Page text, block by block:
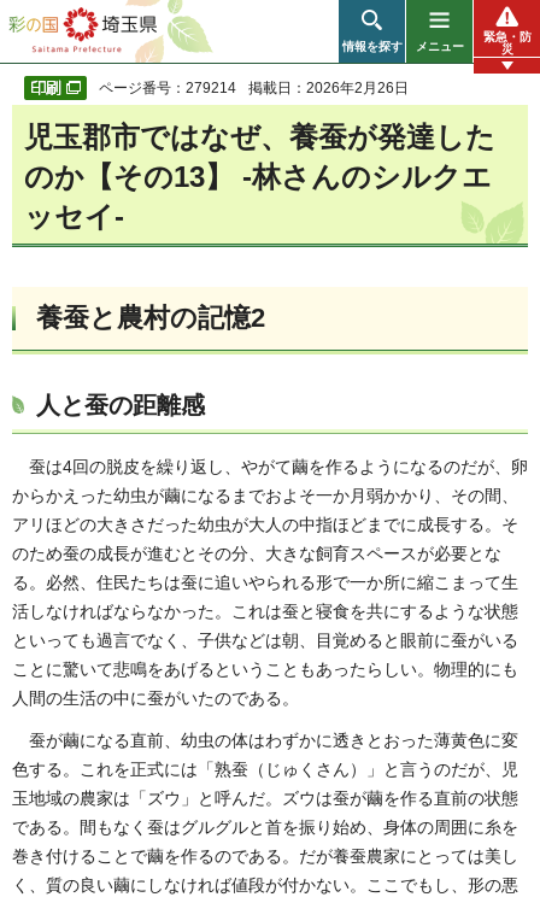
彩の国 埼玉県
情報を探す メニュー
緊急・防
災
ページ番号：279214 掲載日：2026年2月26日
児玉郡市ではなぜ、養蚕が発達した
のか【その13】 -林さんのシルクエ
ッセイ-
養蚕と農村の記憶2
人と蚕の距離感
蚕は4回の脱皮を繰り返し、やがて繭を作るようになるのだが、卵
からかえった幼虫が繭になるまでおよそ一か月弱かかり、その間、
アリほどの大きさだった幼虫が大人の中指ほどまでに成長する。そ
のため蚕の成長が進むとその分、大きな飼育スペースが必要とな
る。必然、住民たちは蚕に追いやられる形で一か所に縮こまって生
活しなければならなかった。これは蚕と寝食を共にするような状態
といっても過言でなく、子供などは朝、目覚めると眼前に蚕がいる
ことに驚いて悲鳴をあげるということもあったらしい。物理的にも
人間の生活の中に蚕がいたのである。
蚕が繭になる直前、幼虫の体はわずかに透きとおった薄黄色に変
色する。これを正式には「熟蚕（じゅくさん）」と言うのだが、児
玉地域の農家は「ズウ」と呼んだ。ズウは蚕が繭を作る直前の状態
である。間もなく蚕はグルグルと首を振り始め、身体の周囲に糸を
巻き付けることで繭を作るのである。だが養蚕農家にとっては美し
く、質の良い繭にしなければ値段が付かない。ここでもし、形の悪